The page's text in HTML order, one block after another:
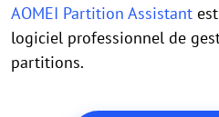
AOMEI Partition Assistant
logiciel professionnel de
partitions.